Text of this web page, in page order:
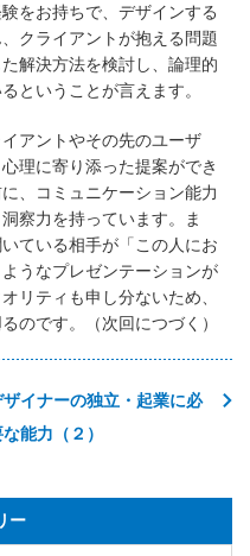
をお持ちで、デザインする
クライアントが抱える問題
解決方法を検討し、論理的
ということが言えます。
アントやその先のユーザ
理に寄り添った提案ができ
、コミュニケーション能力
察力を持っています。ま
ている相手が「この人にお
うなプレゼンテーションが
リティも申し分ないため、
のです。（次回につづく）
ザイナーの独立・起業に必
能力（２）
ー